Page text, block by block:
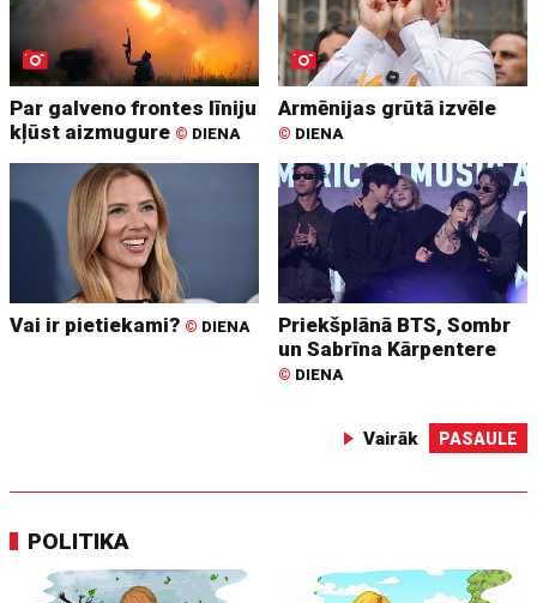
Par galveno frontes līniju
kļūst aizmugure © DIENA
Armēnijas grūtā izvēle
© DIENA
Vai ir pietiekami? © DIENA
Priekšplānā BTS, Sombr
un Sabrīna Kārpentere
© DIENA
Vairāk PASAULE
POLITIKA